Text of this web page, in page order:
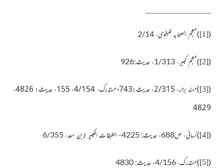
(
[1]
) معجم الصحابہ للبغوی، 2/14
(
[2]
) معجم کبیر، 1/313، حدیث:926
(
[3]
)مسند بزار، 2/315، حدیث:743-مستدرک، 4/154، 155، حدیث: 4826،
4829
(
[4]
)نسائی، ص688، حدیث: 4225- الطبقات الکبیر لابن سعد، 6/355
(
[5]
)مستدرک، 4/156، حدیث: 4830